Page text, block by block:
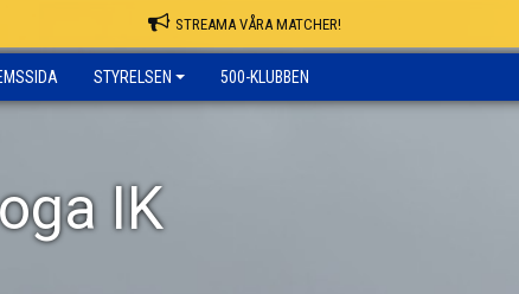
STREAMA VÅRA MATCHER!
STYRELSEN 500-KLUBBEN
IK